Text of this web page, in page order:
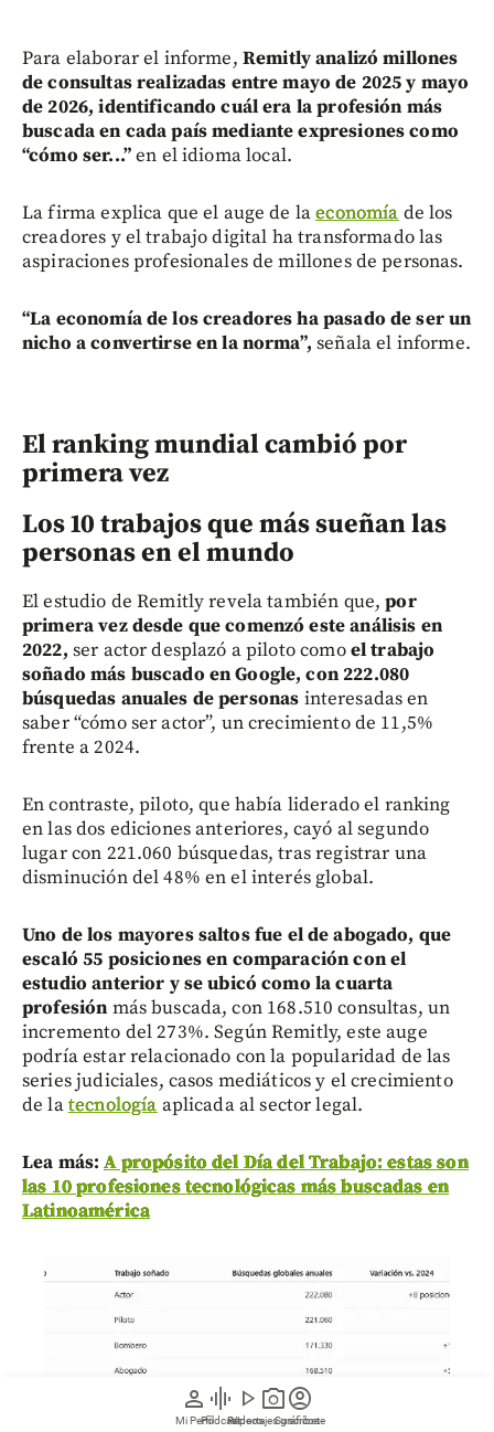
person
Mi Perfil
graphic_eq
Pódcast
play_arrow
Videos
photo_camera
Reportajes gráficos
account_circle
Suscríbete
Para elaborar el informe, Remitly analizó millones
de consultas realizadas entre mayo de 2025 y mayo
de 2026, identificando cuál era la profesión más
buscada en cada país mediante expresiones como
“cómo ser...”en el idioma local.
La firma explica que el auge de laeconomía de los
creadores y el trabajo digital ha transformado las
aspiraciones profesionales de millones de personas.
“La economía de los creadores ha pasado de ser un
nicho a convertirse en la norma”, señala el informe.
El ranking mundial cambió por
primera vez
Los 10 trabajos que más sueñan las
personas en el mundo
El estudio de Remitly revela también que,por
primera vez desde que comenzó este análisis en
2022, ser actor desplazó a piloto comoel trabajo
soñado más buscado en Google, con 222.080
búsquedas anuales de personas interesadas en
saber “cómo ser actor”, un crecimiento de 11,5%
frente a 2024.
En contraste, piloto, que había liderado el ranking
en las dos ediciones anteriores, cayó al segundo
lugar con 221.060 búsquedas, tras registrar una
disminución del 48% en el interés global.
Uno de los mayores saltos fue el de abogado, que
escaló 55 posiciones en comparación con el
estudio anterior y se ubicó como la cuarta
profesión más buscada, con 168.510 consultas, un
incremento del 273%. Según Remitly, este auge
podría estar relacionado con la popularidad de las
series judiciales, casos mediáticos y el crecimiento
de latecnología aplicada al sector legal.
Lea más: A propósito del Día del Trabajo: estas son
las 10 profesiones tecnológicas más buscadas en
Latinoamérica